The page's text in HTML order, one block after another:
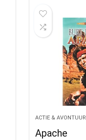
ACTIE & AVONTUUR
Apache